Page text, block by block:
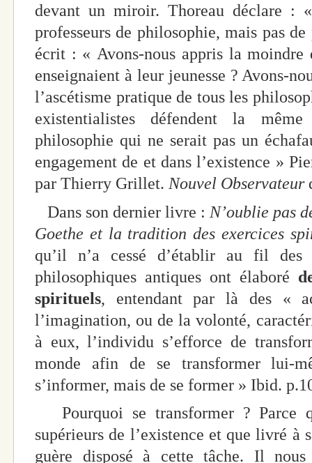
devant un miroir. Thoreau déclare
professeurs de philosophie, mais pas
écrit : « Avons-nous appris la moindre
enseignaient à leur jeunesse ? Avons-
l’ascétisme pratique de tous les
existentialistes défendent la
philosophie qui ne serait pas un
engagement de et dans l’existence »
par Thierry Grillet. Nouvel Observateur
Dans son dernier livre : N’oublie pas
Goethe et la tradition des exercices
qu’il n’a cessé d’établir au fil des
philosophiques antiques ont élaboré
spirituels, entendant par là des «
l’imagination, ou de la volonté,
à eux, l’individu s’efforce de
monde afin de se transformer lui-
s’informer, mais de se former » Ibid.
Pourquoi se transformer ? Parce
supérieurs de l’existence et que livré à
guère disposé à cette tâche. Il